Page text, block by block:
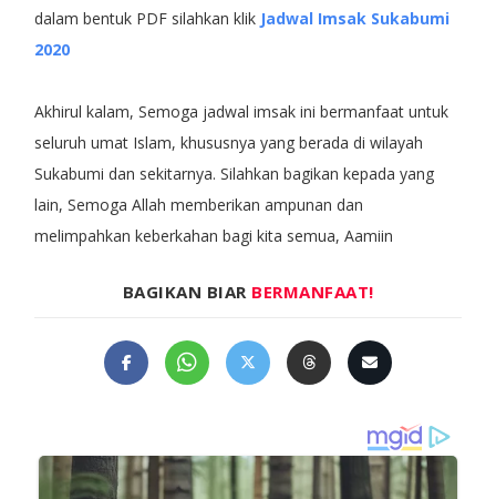
dalam bentuk PDF silahkan klik Jadwal Imsak Sukabumi
2020
Akhirul kalam, Semoga jadwal imsak ini bermanfaat untuk
seluruh umat Islam, khususnya yang berada di wilayah
Sukabumi dan sekitarnya. Silahkan bagikan kepada yang
lain, Semoga Allah memberikan ampunan dan
melimpahkan keberkahan bagi kita semua, Aamiin
BAGIKAN BIAR BERMANFAAT!